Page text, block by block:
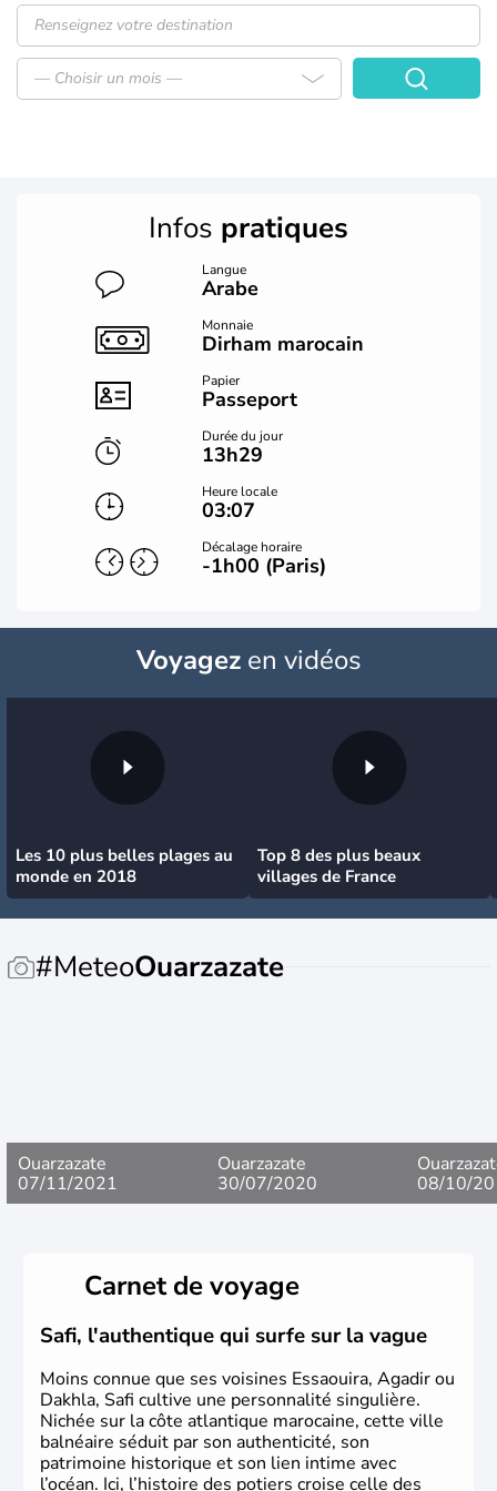
— Choisir un mois —
Infos pratiques
Langue
Arabe
Monnaie
Dirham marocain
Papier
Passeport
Durée du jour
13h29
Heure locale
03:07
Décalage horaire
-1h00 (Paris)
Voyagezen vidéos
Les 10 plus belles plages au
monde en 2018
Top 8 des plus beaux
villages de France
#MeteoOuarzazate
Ouarzazate
07/11/2021
Ouarzazate
30/07/2020
08/10/
Carnet de voyage
Safi, l'authentique qui surfe sur la vague
Moins connue que ses voisines Essaouira, Agadir ou
Dakhla, Safi cultive une personnalité singulière.
Nichée sur la côte atlantique marocaine, cette ville
balnéaire séduit par son authenticité, son
patrimoine historique et son lien intime avec
l’océan. Ici, l’histoire des potiers croise celle des